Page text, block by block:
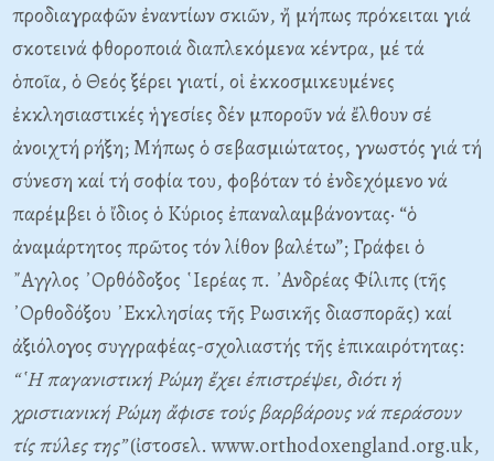
προδιαγραφῶν ἐναντίων σκιῶν, ἤ μήπως πρόκειται γιά
σκοτεινά φθοροποιά διαπλεκόμενα κέντρα, μέ τά
ὁποῖα, ὁ Θεός ξέρει γιατί, οἱ ἐκκοσμικευμένες
ἐκκλησιαστικές ἡγεσίες δέν μποροῦν νά ἔλθουν σέ
ἀνοιχτή ρήξη; Μήπως ὁ σεβασμιώτατος, γνωστός γιά τή
σύνεση καί τή σοφία του, φοβόταν τό ἐνδεχόμενο νά
παρέμβει ὁ ἴδιος ὁ Κύριος ἐπαναλαμβάνοντας· “ὁ
ἀναμάρτητος πρῶτος τόν λίθον βαλέτω”; Γράφει ὁ
῎Αγγλος ᾿Ορθόδοξος ῾Ιερέας π. ᾿Ανδρέας Φίλιπς (τῆς
᾿Ορθοδόξου ᾿Εκκλησίας τῆς Ρωσικῆς διασπορᾶς) καί
ἀξιόλογος συγγραφέας-σχολιαστής τῆς ἐπικαιρότητας:
“῾Η παγανιστική Ρώμη ἔχει ἐπιστρέψει, διότι ἡ
χριστιανική Ρώμη ἄφισε τούς βαρβάρους νά περάσουν
τίς πύλες της”(ἰστοσελ. www.orthodoxengland.org.uk,